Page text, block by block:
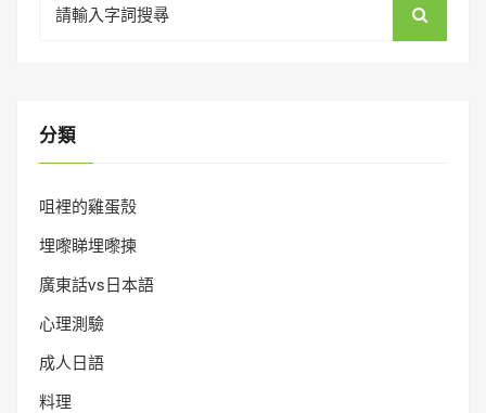
for:
分類
咀裡的雞蛋殼
埋嚟睇埋嚟揀
廣東話vs日本語
心理測驗
成人日語
料理